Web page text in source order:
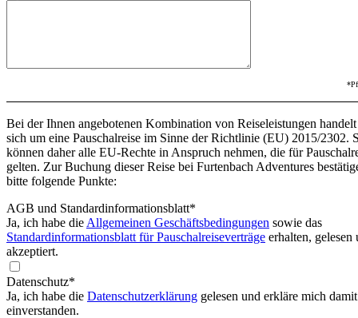
Bei der Ihnen angebotenen Kombination von Reiseleistungen handelt
sich um eine Pauschalreise im Sinne der Richtlinie (EU) 2015/2302.
können daher alle EU-Rechte in Anspruch nehmen, die für
gelten. Zur Buchung dieser Reise bei Furtenbach Adventures
bitte folgende Punkte:
AGB und Standardinformationsblatt*
Ja, ich habe die Allgemeinen Geschäftsbedingungen sowie das
Standardinformationsblatt für Pauschalreiseverträge erhalten, gelesen
akzeptiert.
Datenschutz*
Ja, ich habe die Datenschutzerklärung gelesen und erkläre mich damit
einverstanden.